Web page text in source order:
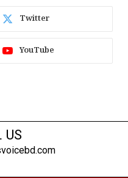
Twitter
YouTube
US